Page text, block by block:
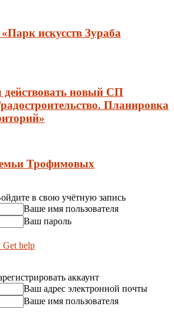
искусств Зураба
новый СП
Планировка
Трофимовых
в свою учётную запись
Ваше имя пользователя
Ваш пароль
Get help
аккаунт
Ваш адрес электронной почты
Ваше имя пользователя